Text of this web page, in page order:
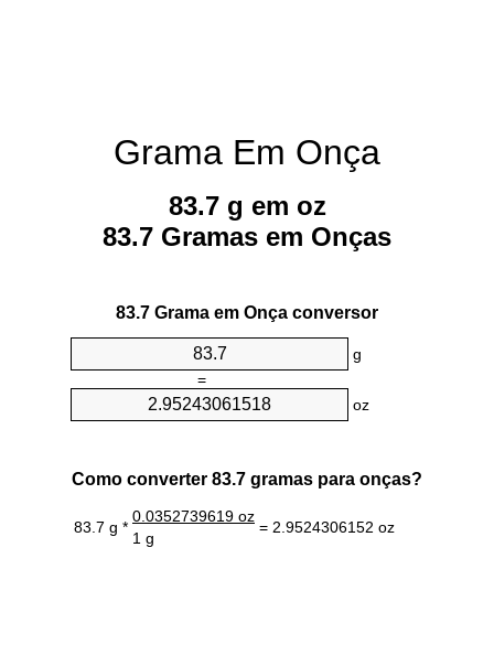
Grama Em Onça
83.7 g em oz
83.7 Gramas em Onças
83.7 Grama em Onça conversor
g
=
oz
Como converter 83.7 gramas para onças?
83.7 g *
0.0352739619 oz
= 2.9524306152 oz
1 g